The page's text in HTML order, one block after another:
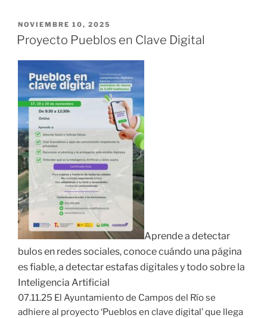
NOVIEMBRE 10, 2025
Proyecto Pueblos en Clave Digital
Aprende a detectar
bulos en redes sociales, conoce cuándo una página
es fiable, a detectar estafas digitales y todo sobre la
Inteligencia Artificial
07.11.25 El Ayuntamiento de Campos del Río se
adhiere al proyecto ‘Pueblos en clave digital’ que llega